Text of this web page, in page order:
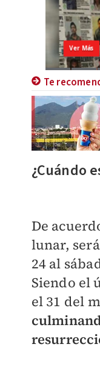
Te
¿Cuándo
De
lunar,
24 al
Siendo el
el 31 del